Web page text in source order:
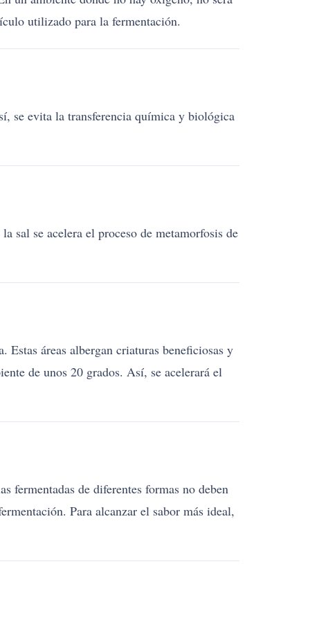
utilizado para la fermentación.
se evita la transferencia química y biológica
sal se acelera el proceso de metamorfosis de
áreas albergan criaturas beneficiosas y
de unos 20 grados. Así, se acelerará el
fermentadas de diferentes formas no deben
Para alcanzar el sabor más ideal,